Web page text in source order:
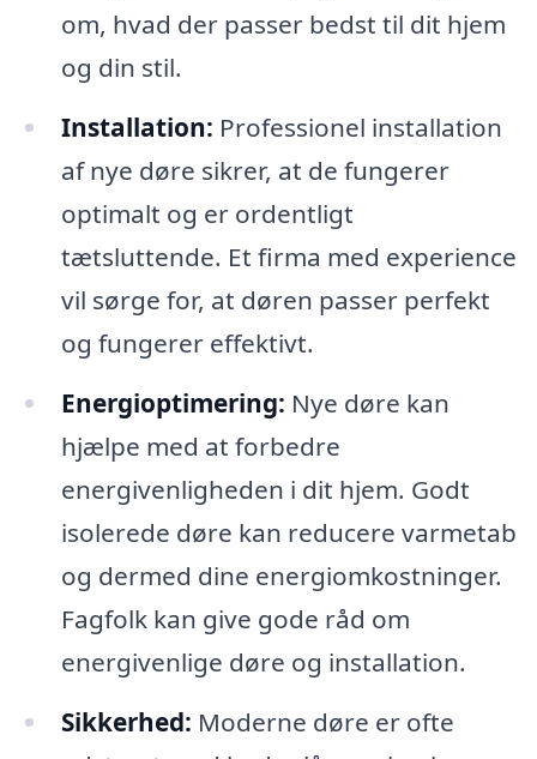
om, hvad der passer bedst til dit hjem
og din stil.
Installation: Professionel installation
af nye døre sikrer, at de fungerer
optimalt og er ordentligt
tætsluttende. Et firma med experience
vil sørge for, at døren passer perfekt
og fungerer effektivt.
Energioptimering: Nye døre kan
hjælpe med at forbedre
energivenligheden i dit hjem. Godt
isolerede døre kan reducere varmetab
og dermed dine energiomkostninger.
Fagfolk kan give gode råd om
energivenlige døre og installation.
Sikkerhed: Moderne døre er ofte